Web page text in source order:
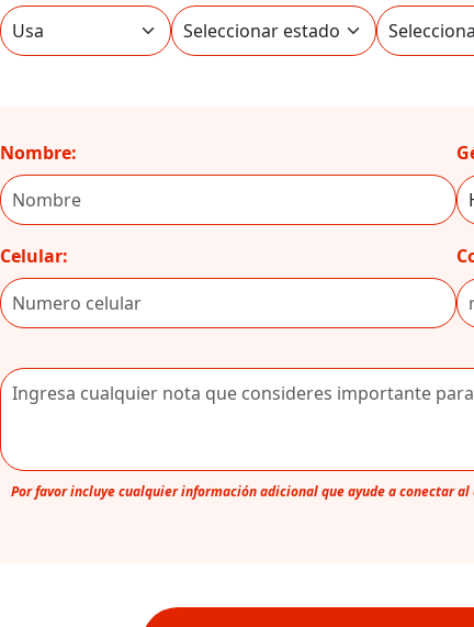
Nombre:
Celular:
Por favor incluye cualquier información adicional que ayude a conectar al